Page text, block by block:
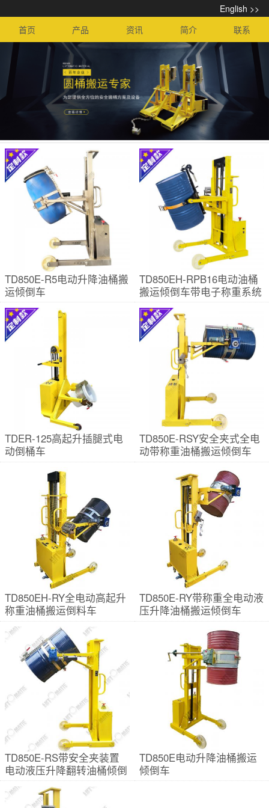
English >>
首页
产品 资讯 简介 联系
TD850E-R5电动升降油桶搬
运倾倒车
TD850EH-RPB16电动油桶
搬运倾倒车带电子称重系统
TDER-125高起升插腿式电
动倒桶车
TD850E-RSY安全夹式全电
动带称重油桶搬运倾倒车
TD850EH-RY全电动高起升
称重油桶搬运倒料车
TD850E-RY带称重全电动液
压升降油桶搬运倾倒车
TD850E-RS带安全夹装置
电动液压升降翻转油桶倾倒
车
TD850E电动升降油桶搬运
倾倒车